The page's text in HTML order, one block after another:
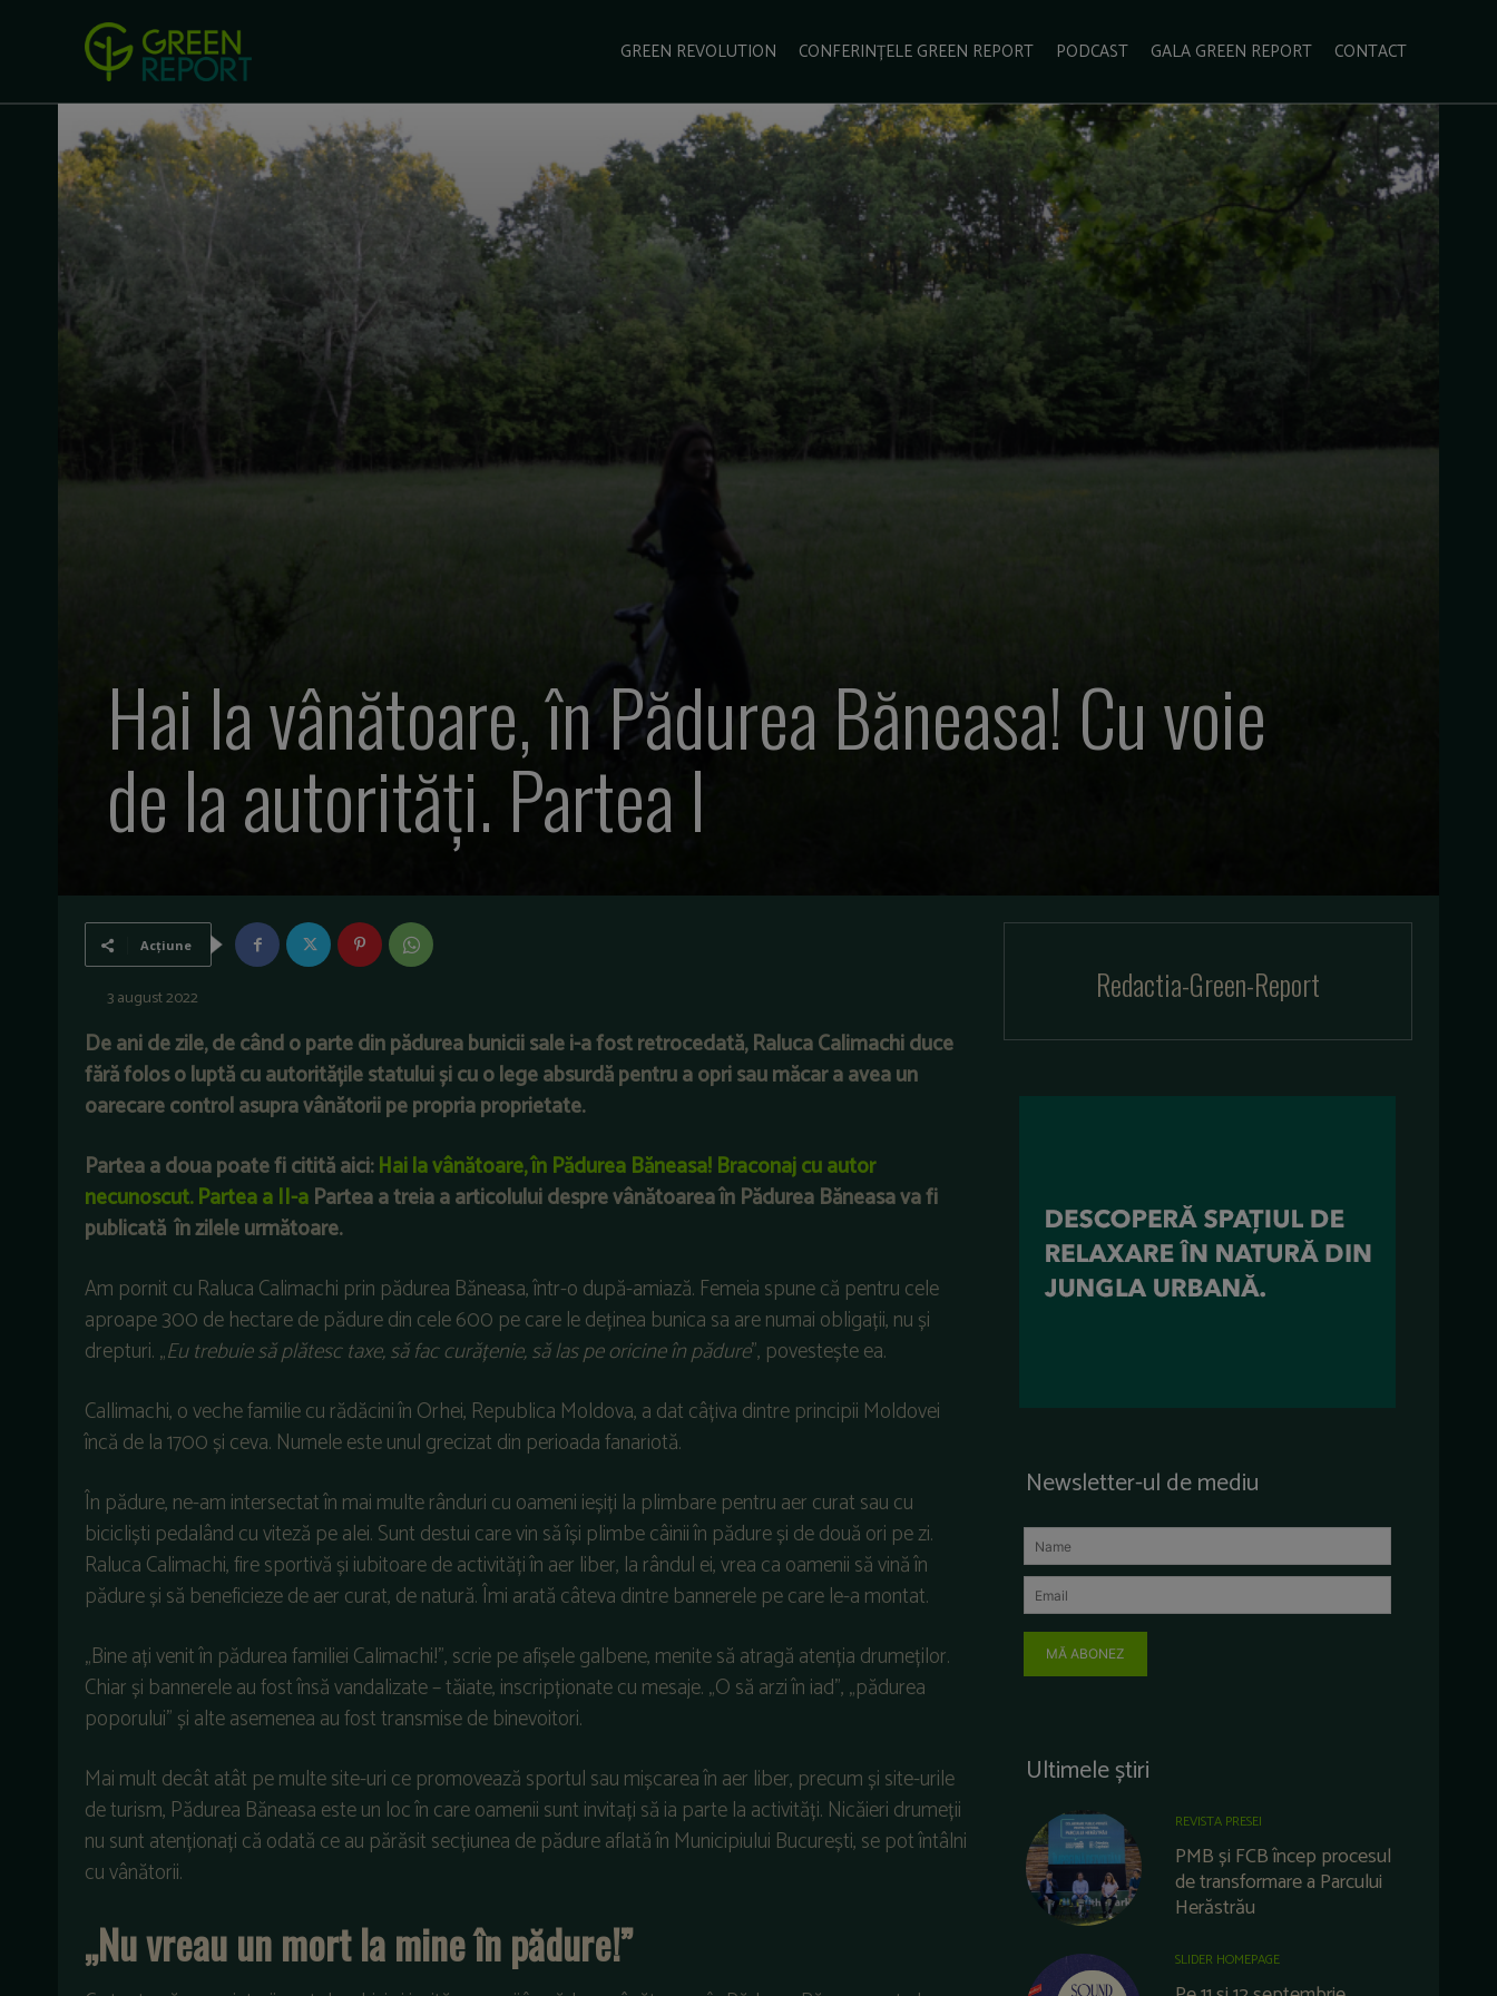
GREEN REVOLUTION CONFERINȚELE GREEN REPORT PODCAST GALA GREEN REPORT CONTACT
SCHIMBĂRI CLIMATICE
Hai la vânătoare, în Pădurea Băneasa! Cu voie
de la autorități. Partea I
Acțiune
3 august 2022
De ani de zile, de când o parte din pădurea bunicii sale i-a fost retrocedată, Raluca Calimachi duce
fără folos o luptă cu autoritățile statului și cu o lege absurdă pentru a opri sau măcar a avea un
oarecare control asupra vânătorii pe propria proprietate.
Partea a doua poate fi citită aici:Hai la vânătoare, în Pădurea Băneasa! Braconaj cu autor
necunoscut. Partea a II-aPartea a treia a articolului despre vânătoarea în Pădurea Băneasa va fi
publicată în zilele următoare.
Am pornit cu Raluca Calimachi prin pădurea Băneasa, într-o după-amiază. Femeia spune că pentru cele
aproape 300 de hectare de pădure din cele 600 pe care le deținea bunica sa are numai obligații, nu și
drepturi. „Eu trebuie să plătesc taxe, să fac curățenie, să las pe oricine în pădure”, povestește ea.
Callimachi, o veche familie cu rădăcini în Orhei, Republica Moldova, a dat câțiva dintre principii Moldovei
încă de la 1700 și ceva. Numele este unul grecizat din perioada fanariotă.
În pădure, ne-am intersectat în mai multe rânduri cu oameni ieșiți la plimbare pentru aer curat sau cu
bicicliști pedalând cu viteză pe alei. Sunt destui care vin să își plimbe câinii în pădure și de două ori pe zi.
Raluca Calimachi, fire sportivă și iubitoare de activități în aer liber, la rândul ei, vrea ca oamenii să vină în
pădure și să beneficieze de aer curat, de natură. Îmi arată câteva dintre bannerele pe care le-a montat.
„Bine ați venit în pădurea familiei Calimachi!”, scrie pe afișele galbene, menite să atragă atenția drumeților.
Chiar și bannerele au fost însă vandalizate – tăiate, inscripționate cu mesaje. „O să arzi în iad”, „pădurea
poporului” și alte asemenea au fost transmise de binevoitori.
Mai mult decât atât pe multe site-uri ce promovează sportul sau mișcarea în aer liber, precum și site-urile
de turism, Pădurea Băneasa este un loc în care oamenii sunt invitați să ia parte la activități. Nicăieri drumeții
nu sunt atenționați că odată ce au părăsit secțiunea de pădure aflată în Municipiului București, se pot întâlni
cu vânătorii.
„Nu vreau un mort la mine în pădure!”
Redactia-Green-Report
Newsletter-ul de mediu
MĂ ABONEZ
Ultimele știri
REVISTA PRESEI
PMB și FCB încep procesul
de transformare a Parcului
Herăstrău
SLIDER HOMEPAGE